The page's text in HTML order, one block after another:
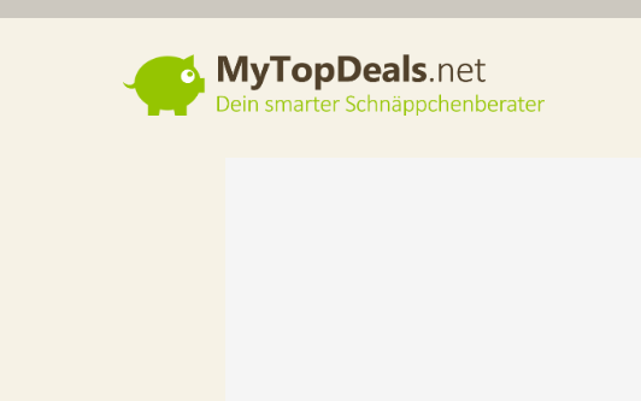
Dein smarter Schnäppchenberater